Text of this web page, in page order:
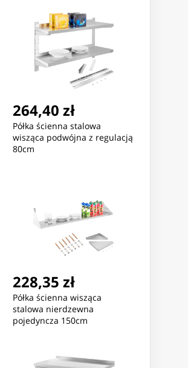
MicroConnect Powercord
C19 IEC Lock - C20
264,40 zł
Półka ścienna stalowa
wisząca podwójna z regulacją
80cm
228,35 zł
Półka ścienna wisząca
stalowa nierdzewna
pojedyncza 150cm